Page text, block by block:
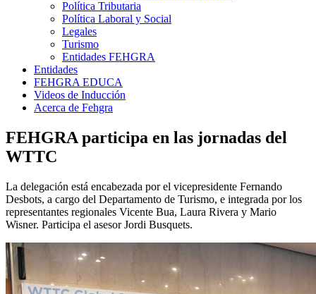
Política Tributaria
Política Laboral y Social
Legales
Turismo
Entidades FEHGRA
Entidades
FEHGRA EDUCA
Videos de Inducción
Acerca de Fehgra
FEHGRA participa en las jornadas del
WTTC
La delegación está encabezada por el vicepresidente Fernando
Desbots, a cargo del Departamento de Turismo, e integrada por los
representantes regionales Vicente Bua, Laura Rivera y Mario
Wisner. Participa el asesor Jordi Busquets.